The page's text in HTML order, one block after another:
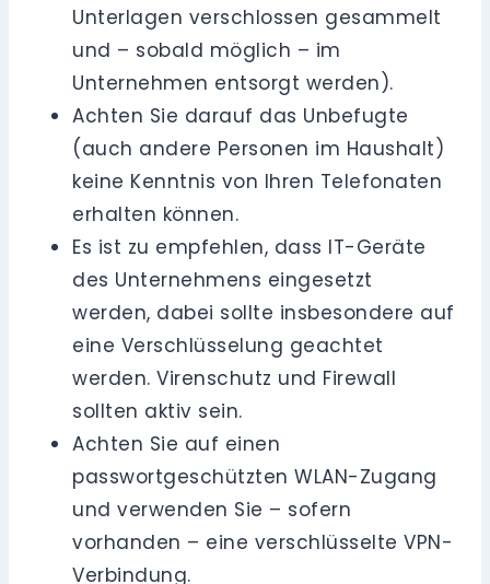
Unterlagen verschlossen gesammelt
und – sobald möglich – im
Unternehmen entsorgt werden).
Achten Sie darauf das Unbefugte
(auch andere Personen im Haushalt)
keine Kenntnis von Ihren Telefonaten
erhalten können.
Es ist zu empfehlen, dass IT-Geräte
des Unternehmens eingesetzt
werden, dabei sollte insbesondere auf
eine Verschlüsselung geachtet
werden. Virenschutz und Firewall
sollten aktiv sein.
Achten Sie auf einen
passwortgeschützten WLAN-Zugang
und verwenden Sie – sofern
vorhanden – eine verschlüsselte VPN-
Verbindung.